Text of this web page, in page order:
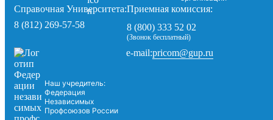
Справочная Университета:
8 (812) 269-57-58
Приемная комиссия:
8 (800) 333 52 02
(Звонок бесплатный)
Наш учредитель:
Федерация
Независимых
Профсоюзов России
e-mail:pricom@gup.ru